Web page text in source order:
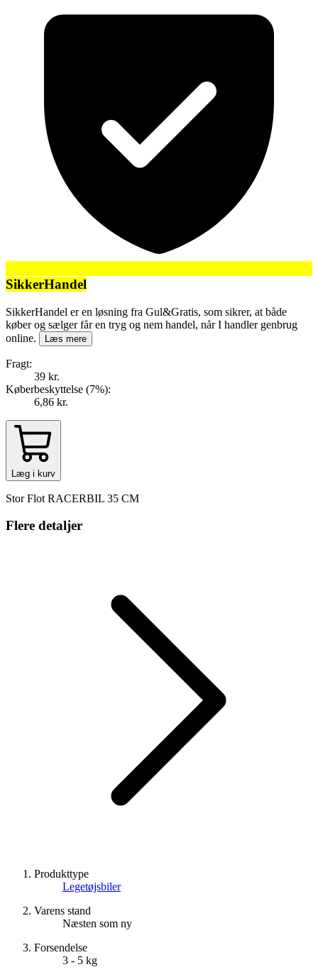
SikkerHandel
SikkerHandel er en løsning fra Gul&Gratis, som sikrer, at både
køber og sælger får en tryg og nem handel, når I handler genbrug
online.
Læs mere
Fragt:
39 kr.
Køberbeskyttelse (7%):
6,86 kr.
Læg i kurv
Stor Flot RACERBIL 35 CM
Flere detaljer
Produkttype
Legetøjsbiler
Varens stand
Næsten som ny
Forsendelse
3 - 5 kg